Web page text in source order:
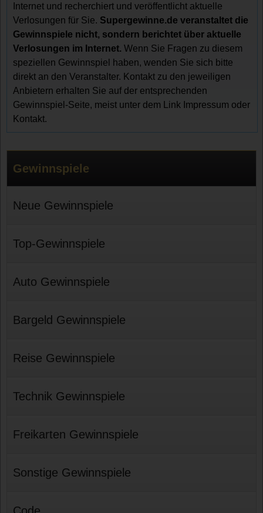
Internet und recherchiert und veröffentlicht aktuelle
Verlosungen für Sie. Supergewinne.de veranstaltet die
Gewinnspiele nicht, sondern berichtet über aktuelle
Verlosungen im Internet. Wenn Sie Fragen zu diesem
speziellen Gewinnspiel haben, wenden Sie sich bitte
direkt an den Veranstalter. Kontakt zu den jeweiligen
Anbietern erhalten Sie auf der entsprechenden
Gewinnspiel-Seite, meist unter dem Link Impressum oder
Kontakt.
Gewinnspiele
Neue Gewinnspiele
Top-Gewinnspiele
Auto Gewinnspiele
Bargeld Gewinnspiele
Reise Gewinnspiele
Technik Gewinnspiele
Freikarten Gewinnspiele
Sonstige Gewinnspiele